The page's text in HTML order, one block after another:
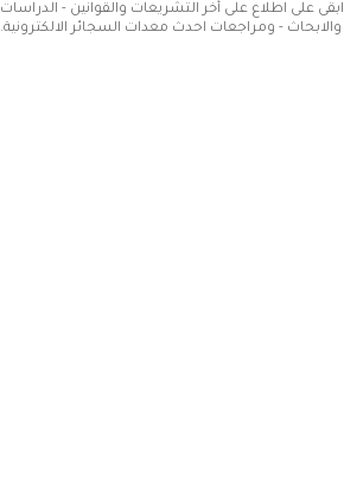
ابقى على اطلاع على أخر التشريعات والقوانين - الدراسات
والابحاث - ومراجعات احدث معدات السجائر الالكترونية.